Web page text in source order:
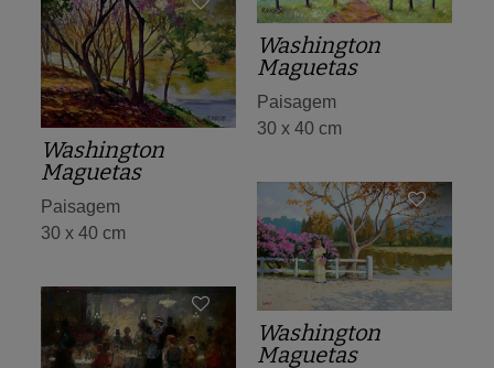
Washington
Maguetas
Paisagem
30 x 40 cm
Washington
Maguetas
Paisagem
30 x 40 cm
Washington
Maguetas